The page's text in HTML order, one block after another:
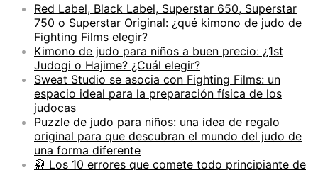
Red Label, Black Label, Superstar 650, Superstar
750 o Superstar Original: ¿qué kimono de judo de
Fighting Films elegir?
Kimono de judo para niños a buen precio: ¿1st
Judogi o Hajime? ¿Cuál elegir?
Sweat Studio se asocia con Fighting Films: un
espacio ideal para la preparación física de los
judocas
Puzzle de judo para niños: una idea de regalo
original para que descubran el mundo del judo de
una forma diferente
🥋 Los 10 errores que comete todo principiante de